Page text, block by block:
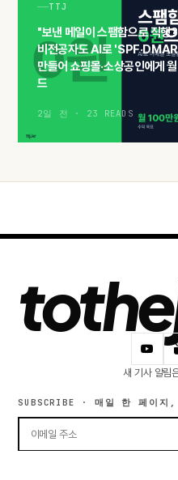
TTJ
"보낸 메일이 스팸함으로 직
비전공자도 AI로
만들어 쇼핑몰·소상공인에게
드
2일 전 · 23 READS
새 기사 알림
SUBSCRIBE · 매일 한 페이지,